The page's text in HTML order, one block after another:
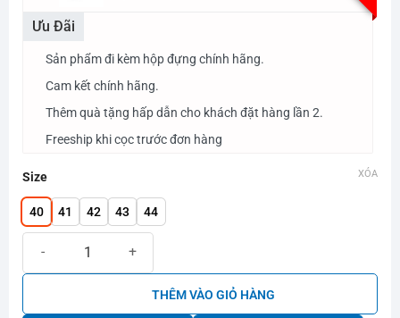
Ưu Đãi
Sản phẩm đi kèm hộp đựng chính hãng.
Cam kết chính hãng.
Thêm quà tặng hấp dẫn cho khách đặt hàng lần 2.
Freeship khi cọc trước đơn hàng
Size
40 41 42 43 44
XÓA
THÊM VÀO GIỎ HÀNG